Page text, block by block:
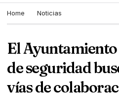
Home Noticias
El
de seguridad
vías de